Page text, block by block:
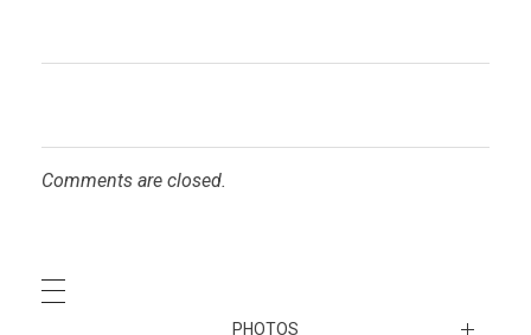
Comments are closed.
PHOTOS